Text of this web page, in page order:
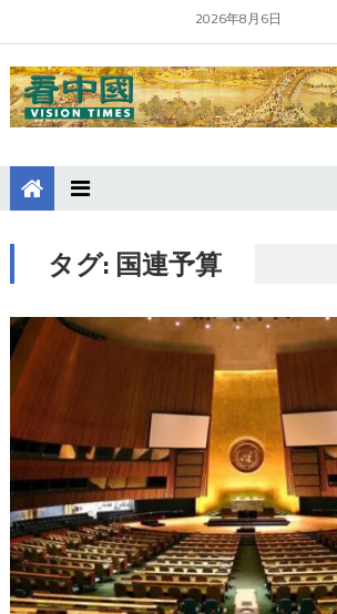
2026年8月6日
タグ: 国連予算